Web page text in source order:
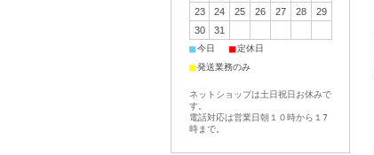
23
24 25 26 27 28
29
30
31
■今日 ■定休日
■発送業務のみ
ネットショップは土日祝日お休みで
す。
電話対応は営業日朝１０時から１7
時まで。